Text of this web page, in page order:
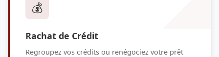
💰
Rachat de Crédit
Regroupez vos crédits ou renégociez votre prêt